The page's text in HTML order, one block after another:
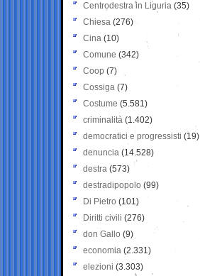
Centrodestra in Liguria (35)
Chiesa (276)
Cina (10)
Comune (342)
Coop (7)
Cossiga (7)
Costume (5.581)
criminalità (1.402)
democratici e progressisti (19)
denuncia (14.528)
destra (573)
destradipopolo (99)
Di Pietro (101)
Diritti civili (276)
don Gallo (9)
economia (2.331)
elezioni (3.303)